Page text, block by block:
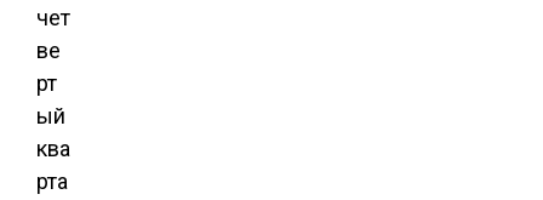
чет
ве
рт
ый
ква
рта